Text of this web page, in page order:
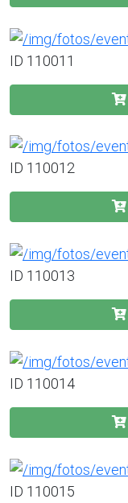
ID 110011
ID 110012
ID 110013
ID 110014
ID 110015